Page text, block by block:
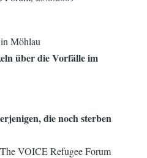
Möhlau
über die Vorfälle im
die noch sterben
VOICE Refugee Forum